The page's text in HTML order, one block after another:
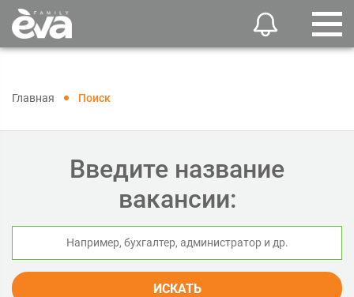
Главная Поиск
Введите название
вакансии:
ИСКАТЬ